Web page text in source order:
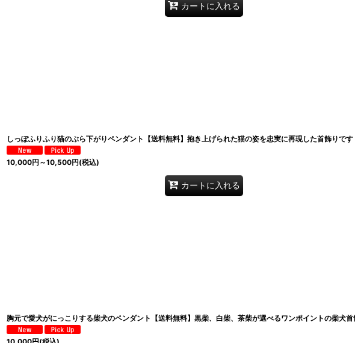
カートに入れる
しっぽふりふり猫のぶら下がりペンダント【送料無料】抱き上げられた猫の姿を忠実に再現した首飾りです
10,000円 ～10,500円(税込)
カートに入れる
胸元で愛犬がにっこりする柴犬のペンダント【送料無料】黒柴、白柴、茶柴が選べるワンポイントの柴犬首